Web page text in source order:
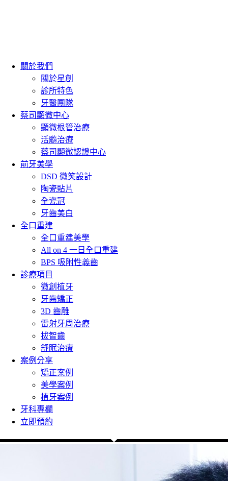
關於我們
關於星創
診所特色
牙醫團隊
蔡司顯微中心
顯微根管治療
活髓治療
蔡司顯微認證中心
前牙美學
DSD 微笑設計
陶瓷貼片
全瓷冠
牙齒美白
全口重建
全口重建美學
All on 4 一日全口重建
BPS 吸附性義齒
診療項目
微創植牙
牙齒矯正
3D 齒雕
雷射牙周治療
拔智齒
舒眠治療
案例分享
矯正案例
美學案例
植牙案例
牙科專欄
立即預約